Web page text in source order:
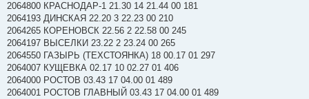
2064800 КРАСНОДАР-1 21.30 14 21.44 00 181
2064193 ДИНСКАЯ 22.20 3 22.23 00 210
2064265 КОРЕНОВСК 22.56 2 22.58 00 245
2064197 ВЫСЕЛКИ 23.22 2 23.24 00 265
2064550 ГАЗЫРЬ (ТЕХСТОЯНКА) 18 00.17 01 297
2064007 КУЩЕВКА 02.17 10 02.27 01 406
2064000 РОСТОВ 03.43 17 04.00 01 489
2064001 РОСТОВ ГЛАВНЫЙ 03.43 17 04.00 01 489